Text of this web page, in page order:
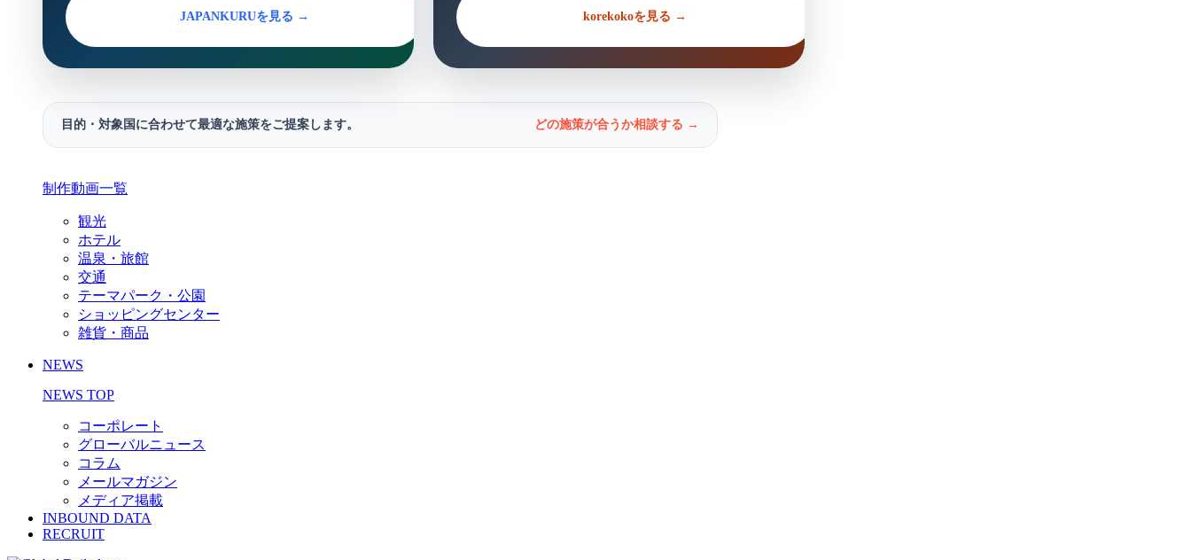
JAPANKURUを見る → korekokoを見る →
目的・対象国に合わせて最適な施策をご提案します。 どの施策が合うか相談する →
制作動画一覧
観光
ホテル
温泉・旅館
交通
テーマパーク・公園
ショッピングセンター
雑貨・商品
NEWS
NEWS TOP
コーポレート
グローバルニュース
コラム
メールマガジン
メディア掲載
INBOUND DATA
RECRUIT